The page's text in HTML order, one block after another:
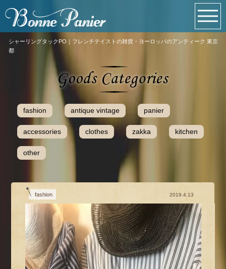
シャーリングタックPO｜フレンチテイストの雑貨・ヨーロッパのアンティーク 東京
都
fashion antique vintage panier
accessories clothes zakka kitchen
other
fashion 2019.4.13